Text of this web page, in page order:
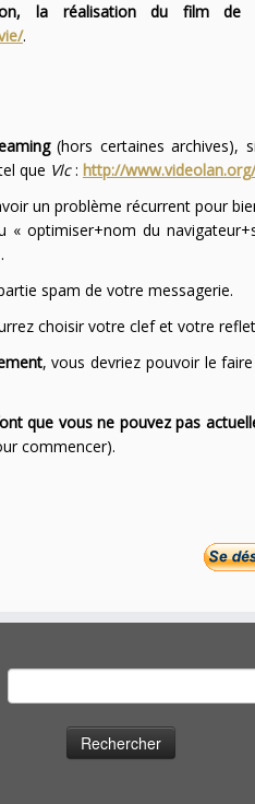
la réalisation du film
.
(hors certaines archives),
que Vlc: http://
un problème récurrent pour
« optimiser+nom du
spam de votre messagerie.
choisir votre clef et votre reflet
, vous devriez pouvoir le
que vous ne pouvez pas
commencer).